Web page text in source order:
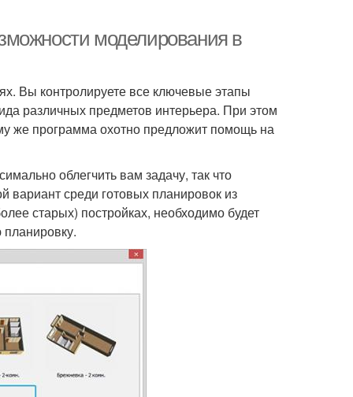
моделирования в
Вы контролируете все ключевые этапы
различных предметов интерьера. При этом
же программа охотно предложит помощь на
облегчить вам задачу, так что
вариант среди готовых планировок из
старых) постройках, необходимо будет